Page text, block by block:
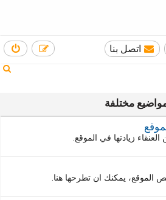
اتصل بنا
مختلفة
زيادتها في الموقع.
يمكنك ان تطرحها هنا.